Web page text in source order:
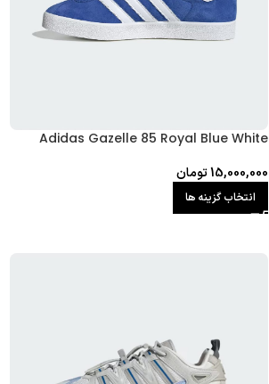
Adidas Gazelle 85 Royal Blue White
15,000,000تومان
انتخاب گزینه ها